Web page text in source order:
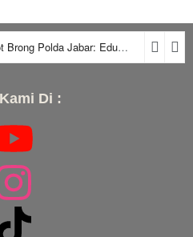
Sisi Humanis Razia Knalpot Brong Polda Jabar: Edukasi Pengendara Hingga Ganti Knalpot Sukarela
Di :